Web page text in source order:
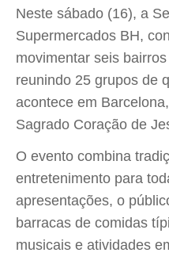
Neste sábado (16), a
Supermercados BH,
movimentar seis
reunindo 25 grupos de
acontece em
Sagrado Coração de
O evento combina
entretenimento para
apresentações, o
barracas de comidas
musicais e atividades